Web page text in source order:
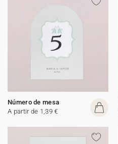
Número de mesa
A partir de 1,39 €